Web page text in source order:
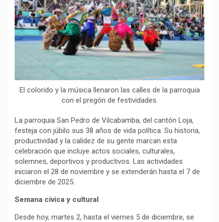
o
k
p
p
a
m
n
k
t
i
r
El colorido y la música llenaron las calles de la parroquia
con el pregón de festividades.
La parroquia San Pedro de Vilcabamba, del cantón Loja,
festeja con júbilo sus 38 años de vida política. Su historia,
productividad y la calidez de su gente marcan esta
celebración que incluye actos sociales, culturales,
solemnes, deportivos y productivos. Las actividades
iniciaron el 28 de noviembre y se extenderán hasta el 7 de
diciembre de 2025.
Semana cívica y cultural
Desde hoy, martes 2, hasta el viernes 5 de diciembre, se